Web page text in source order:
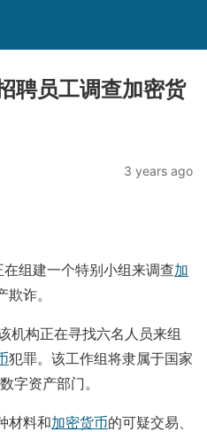
聘员工调查加密货
3 years ago
在组建一个特别小组来调查加
诈。
机构正在寻找六名人员来组
犯罪。该工作组将隶属于国家
字资产部门。
材料和加密货币的可疑交易、